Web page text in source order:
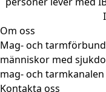
Om oss
Mag- och
människor med
mag- och tarmkanalen
Kontakta oss